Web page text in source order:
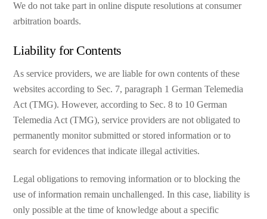
We do not take part in online dispute resolutions at consumer
arbitration boards.
Liability for Contents
As service providers, we are liable for own contents of these
websites according to Sec. 7, paragraph 1 German Telemedia
Act (TMG). However, according to Sec. 8 to 10 German
Telemedia Act (TMG), service providers are not obligated to
permanently monitor submitted or stored information or to
search for evidences that indicate illegal activities.
Legal obligations to removing information or to blocking the
use of information remain unchallenged. In this case, liability is
only possible at the time of knowledge about a specific